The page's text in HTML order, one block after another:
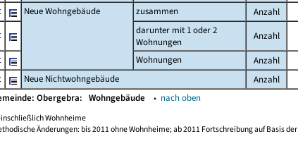
Neue Wohngebäude
zusammen Anzahl
darunter mit 1 oder 2
Wohnungen
Anzahl
Wohnungen
Anzahl
Neue Nichtwohngebäude
Anzahl
Obergebra: Wohngebäude ▴ nach oben
Wohnheime
Änderungen: bis 2011 ohne Wohnheime; ab 2011 Fortschreibung auf Basis